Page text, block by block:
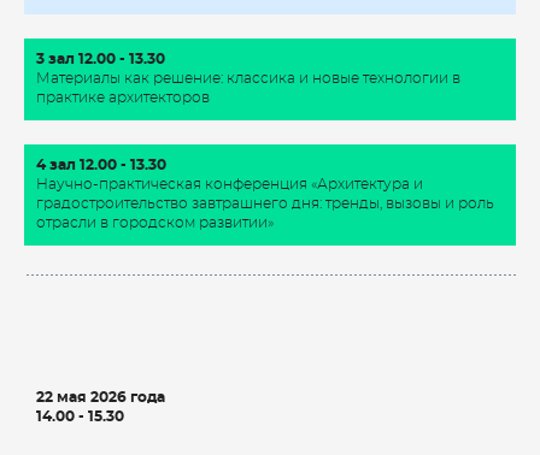
3 зал 12.00 - 13.30
Материалы как решение: классика и новые технологии в
практике архитекторов
4зал 12.00 - 13.30
Научно-практическая конференция «Архитектура и
градостроительство завтрашнего дня: тренды, вызовы и роль
отрасли в городском развитии»
22 мая 2026 года
14.00 - 15.30